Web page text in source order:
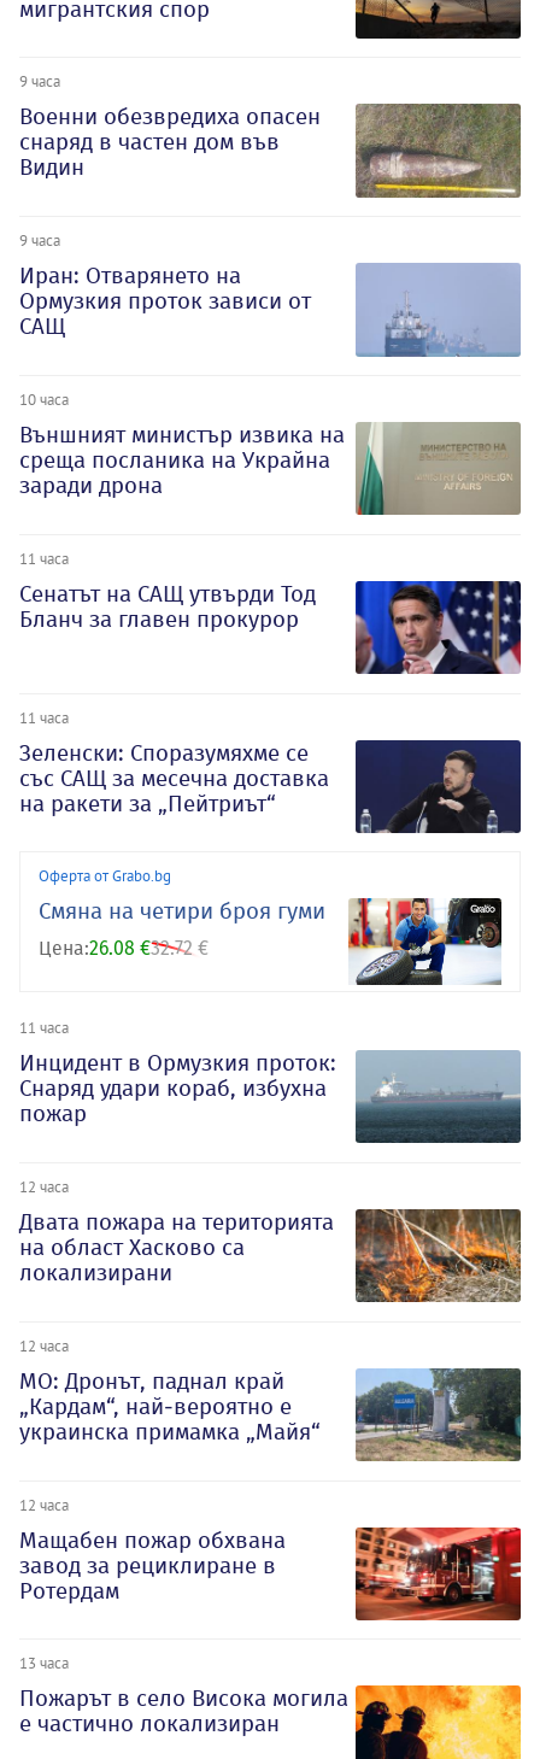
мигрантския спор
9 часа
Военни обезвредиха опасен
снаряд в частен дом във
Видин
9 часа
Иран: Отварянето на
Ормузкия проток зависи от
САЩ
10 часа
Външният министър извика на
среща посланика на Украйна
заради дрона
11 часа
Сенатът на САЩ утвърди Тод
Бланч за главен прокурор
11 часа
Зеленски: Споразумяхме се
със САЩ за месечна доставка
на ракети за „Пейтриът“
Оферта от Grabo.bg
Смяна на четири броя гуми
Цена:26.08 €32.72 €
11 часа
Инцидент в Ормузкия проток:
Снаряд удари кораб, избухна
пожар
12 часа
Двата пожара на територията
на област Хасково са
локализирани
12 часа
МО: Дронът, паднал край
„Кардам“, най-вероятно е
украинска примамка „Майя“
12 часа
Мащабен пожар обхвана
завод за рециклиране в
Ротердам
13 часа
Пожарът в село Висока могила
е частично локализиран